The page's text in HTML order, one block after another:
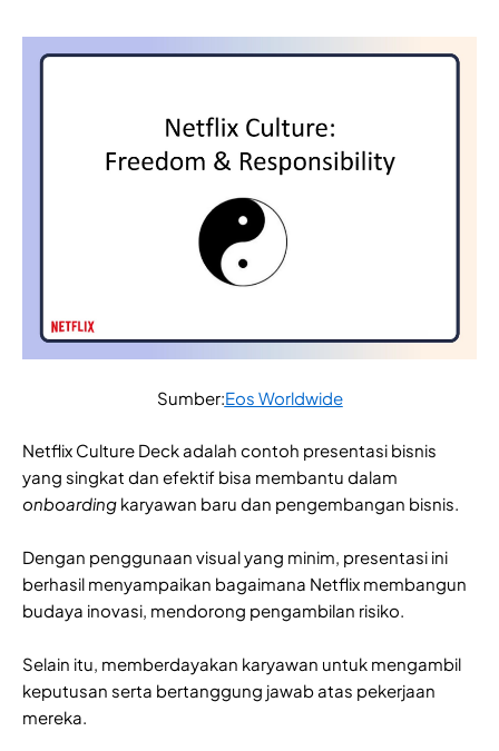
Sumber:Eos Worldwide
Netflix Culture Deck adalah contoh presentasi bisnis
yang singkat dan efektif bisa membantu dalam
onboarding karyawan baru dan pengembangan bisnis.
Dengan penggunaan visual yang minim, presentasi ini
berhasil menyampaikan bagaimana Netflix membangun
budaya inovasi, mendorong pengambilan risiko.
Selain itu, memberdayakan karyawan untuk mengambil
keputusan serta bertanggung jawab atas pekerjaan
mereka.